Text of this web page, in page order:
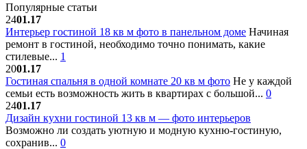
Популярные статьи
2401.17
Интерьер гостиной 18 кв м фото в панельном доме Начиная
ремонт в гостиной, необходимо точно понимать, какие
стилевые... 1
2001.17
Гостиная спальня в одной комнате 20 кв м фото Не у каждой
семьи есть возможность жить в квартирах с большой... 0
2401.17
Дизайн кухни гостиной 13 кв м — фото интерьеров
Возможно ли создать уютную и модную кухню-гостиную,
сохранив... 0